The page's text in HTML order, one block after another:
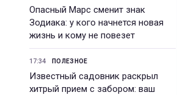
Опасный Марс сменит знак
Зодиака: у кого начнется новая
жизнь и кому не повезет
17:34 ПОЛЕЗНОЕ
Известный садовник раскрыл
хитрый прием с забором: ваш